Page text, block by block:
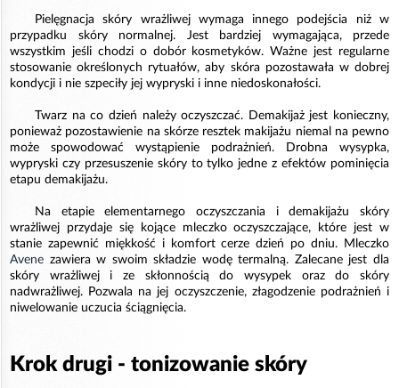
Pielęgnacja skóry wrażliwej wymaga innego podejścia niż w
przypadku skóry normalnej. Jest bardziej wymagająca, przede
wszystkim jeśli chodzi o dobór kosmetyków. Ważne jest regularne
stosowanie określonych rytuałów, aby skóra pozostawała w dobrej
kondycji i nie szpeciły jej wypryski i inne niedoskonałości.
Twarz na co dzień należy oczyszczać. Demakijaż jest konieczny,
ponieważ pozostawienie na skórze resztek makijażu niemal na pewno
może spowodować wystąpienie podrażnień. Drobna wysypka,
wypryski czy przesuszenie skóry to tylko jedne z efektów pominięcia
etapu demakijażu.
Na etapie elementarnego oczyszczania i demakijażu skóry
wrażliwej przydaje się kojące mleczko oczyszczające, które jest w
stanie zapewnić miękkość i komfort cerze dzień po dniu. Mleczko
Avene zawiera w swoim składzie wodę termalną. Zalecane jest dla
skóry wrażliwej i ze skłonnością do wysypek oraz do skóry
nadwrażliwej. Pozwala na jej oczyszczenie, złagodzenie podrażnień i
niwelowanie uczucia ściągnięcia.
Krok drugi - tonizowanie skóry